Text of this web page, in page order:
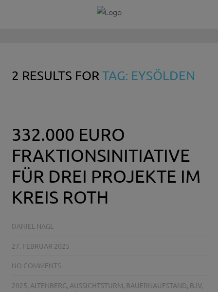
2 RESULTS FORTAG: EYSÖLDEN
332.000 EURO
FRAKTIONSINITIATIVE
FÜR DREI PROJEKTE IM
KREIS ROTH
DANIEL NAGL
27. FEBRUAR 2025
NO COMMENTS
2025, ALTENBERG, AUSSICHTSTURM, BAUERNAUFSTAND, BJV,